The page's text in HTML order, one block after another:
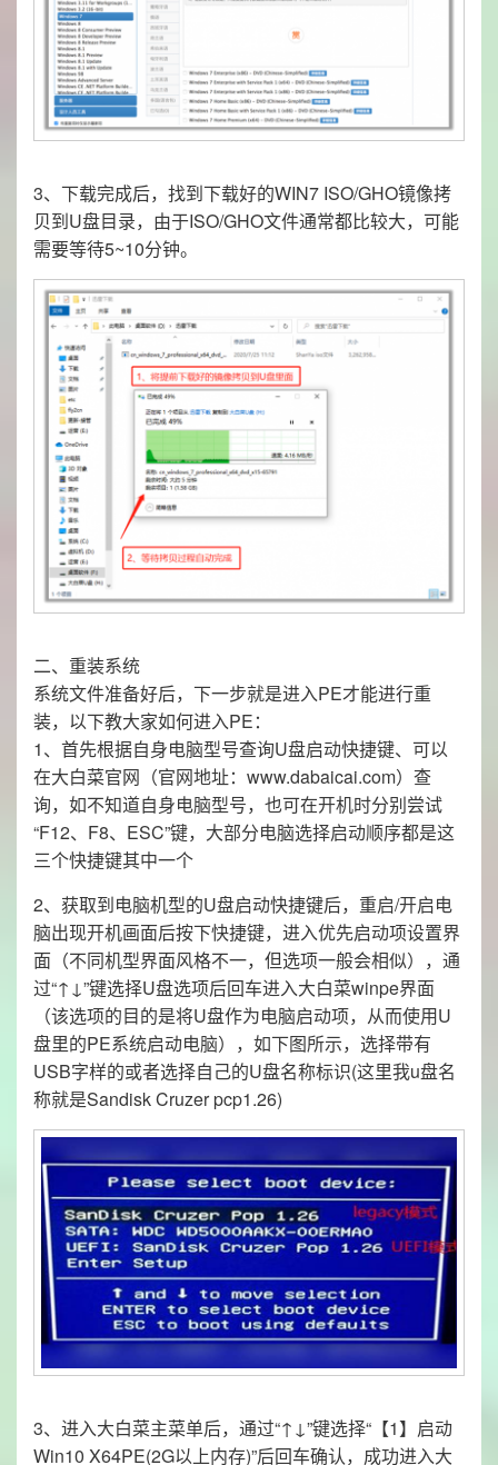
3、下载完成后，找到下载好的WIN7 ISO/GHO镜像拷
贝到U盘目录，由于ISO/GHO文件通常都比较大，可能
需要等待5~10分钟。
二、重装系统
系统文件准备好后，下一步就是进入PE才能进行重
装，以下教大家如何进入PE：
1、首先根据自身电脑型号查询U盘启动快捷键、可以
在大白菜官网（官网地址：www.dabaicai.com）查
询，如不知道自身电脑型号，也可在开机时分别尝试
“F12、F8、ESC”键，大部分电脑选择启动顺序都是这
三个快捷键其中一个
2、获取到电脑机型的U盘启动快捷键后，重启/开启电
脑出现开机画面后按下快捷键，进入优先启动项设置界
面（不同机型界面风格不一，但选项一般会相似），通
过“↑↓”键选择U盘选项后回车进入大白菜winpe界面
（该选项的目的是将U盘作为电脑启动项，从而使用U
盘里的PE系统启动电脑），如下图所示，选择带有
USB字样的或者选择自己的U盘名称标识(这里我u盘名
称就是Sandisk Cruzer pcp1.26)
3、进入大白菜主菜单后，通过“↑↓”键选择“【1】启动
Win10 X64PE(2G以上内存)”后回车确认，成功进入大